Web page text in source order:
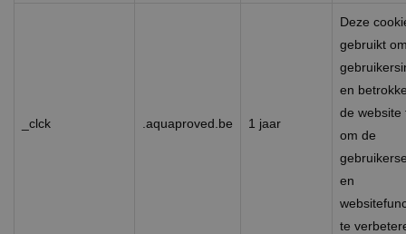
_clck .aquaproved.be 1 jaar
Deze
gebruikt
en
de website
om de
en
te